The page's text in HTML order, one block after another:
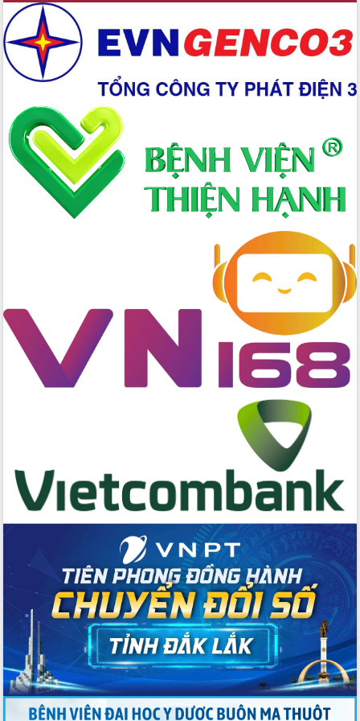
mới
Chuyển đổi số 'mở đường' cho nông
nghiệp Đắk Lắk tăng trưởng bứt phá
Triển khai đồng bộ đo đạc, lập hồ sơ
địa chính, hoàn thiện cơ sở dữ liệu đất
Ứng dụng sinh trắc học - Bước tiến
trong hành trình chuyển đổi số tại Đắk
Lắk
Đắk Lắk nâng cao hiệu quả công tác
Đảng từ Sổ tay đảng viên điện tử
Đắk Lắk đẩy mạnh nuôi biển công
Đắk Lắk phát động hưởng ứng Ngày
Quyền của người tiêu dùng Việt Nam
2026
Đẩy mạnh cải cách hành chính, quyết
tâm đạt được mục tiêu tăng trưởng
Huy giữ chức Bí thư Đảng ủy Ủy Ban
Nhân dân tỉnh
Bệnh án điện tử thúc đẩy chuyển đổi
số y tế tại Đắk Lắk
Chuyển đổi số thư viện: Mở rộng
không gian tri thức trong thời đại số
Đánh giá, rút kinh nghiệm công tác tổ
chức diễn tập trước ngày bầu cử
Chương trình “Gặp gỡ hữu nghị –
Friendship Meeting New Year 2026”
Bầu cử Quốc hội và HĐND: Cử tri Đắk
Lắk gửi gắm niềm tin, kỳ vọng vào lá
phiếu
Đắk Lắk sẵn sàng các điều kiện cho